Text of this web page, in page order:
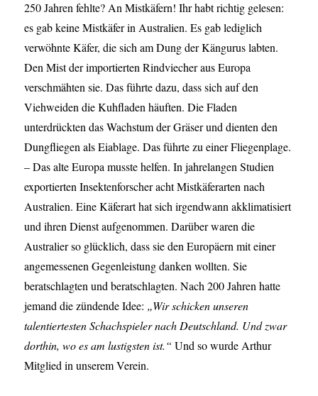
250 Jahren fehlte? An Mistkäfern! Ihr habt richtig gelesen:
es gab keine Mistkäfer in Australien. Es gab lediglich
verwöhnte Käfer, die sich am Dung der Kängurus labten.
Den Mist der importierten Rindviecher aus Europa
verschmähten sie. Das führte dazu, dass sich auf den
Viehweiden die Kuhfladen häuften. Die Fladen
unterdrückten das Wachstum der Gräser und dienten den
Dungfliegen als Eiablage. Das führte zu einer Fliegenplage.
– Das alte Europa musste helfen. In jahrelangen Studien
exportierten Insektenforscher acht Mistkäferarten nach
Australien. Eine Käferart hat sich irgendwann akklimatisiert
und ihren Dienst aufgenommen. Darüber waren die
Australier so glücklich, dass sie den Europäern mit einer
angemessenen Gegenleistung danken wollten. Sie
beratschlagten und beratschlagten. Nach 200 Jahren hatte
jemand die zündende Idee: „Wir schicken unseren
talentiertesten Schachspieler nach Deutschland. Und zwar
dorthin, wo es am lustigsten ist.“ Und so wurde Arthur
Mitglied in unserem Verein.